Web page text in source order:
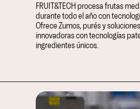
FRUIT&TECH procesa frutas
durante todo el año con
Ofrece Zumos, purés y
innovadoras con tecnologías
ingredientes únicos.